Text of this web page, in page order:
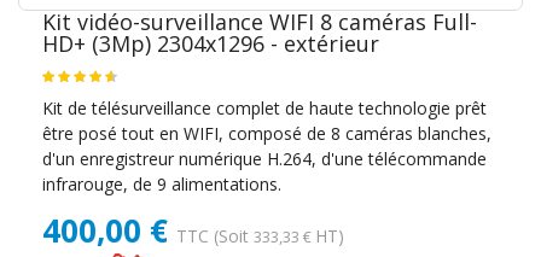
Kit vidéo-surveillance WIFI 8 caméras Full-
HD+ (3Mp) 2304x1296 - extérieur
Kit de télésurveillance complet de haute technologie prêt
être posé tout en WIFI, composé de 8 caméras blanches,
d'un enregistreur numérique H.264, d'une télécommande
infrarouge, de 9 alimentations.
400,00 € TTC (Soit 333,33 € HT)